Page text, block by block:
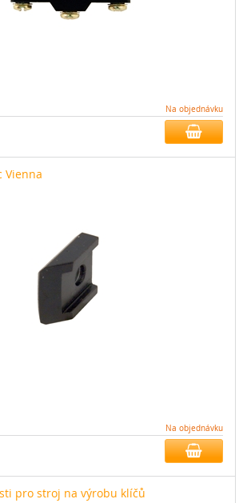
Na objednávku
Vienna
Na objednávku
pro stroj na výrobu klíčů